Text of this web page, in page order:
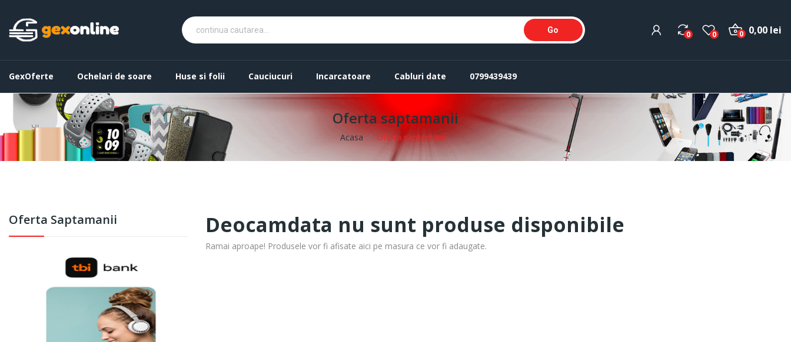
Go 0 0 0,00 lei
0
GexOferte Ochelari de soare Huse si folii Cauciucuri Incarcatoare Cabluri date 0799439439
Oferta saptamanii
Acasa Oferta saptamanii
Oferta Saptamanii Deocamdata nu sunt produse disponibile
Ramai aproape! Produsele vor fi afisate aici pe masura ce vor fi adaugate.